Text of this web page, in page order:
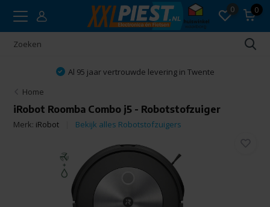
0 0
Al 95 jaar vertrouwde levering in Twente
Home
iRobot Roomba Combo j5 - Robotstofzuiger
Merk: iRobot Bekijk alles Robotstofzuigers